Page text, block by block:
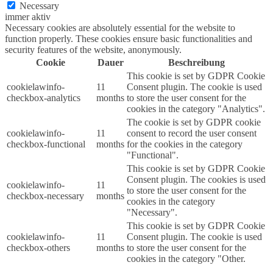
Necessary
immer aktiv
Necessary cookies are absolutely essential for the website to
function properly. These cookies ensure basic functionalities and
security features of the website, anonymously.
Cookie
Dauer Beschreibung
cookielawinfo-
checkbox-analytics
11
months
This cookie is set by GDPR Cookie
Consent plugin. The cookie is used
to store the user consent for the
cookies in the category "Analytics".
cookielawinfo-
checkbox-functional
11
months
The cookie is set by GDPR cookie
consent to record the user consent
for the cookies in the category
"Functional".
cookielawinfo-
checkbox-necessary
11
months
This cookie is set by GDPR Cookie
Consent plugin. The cookies is used
to store the user consent for the
cookies in the category
"Necessary".
cookielawinfo-
checkbox-others
11
months
This cookie is set by GDPR Cookie
Consent plugin. The cookie is used
to store the user consent for the
cookies in the category "Other.